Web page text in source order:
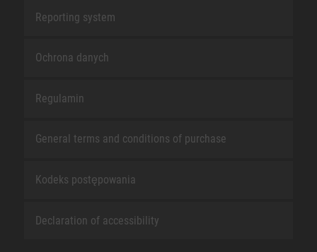
Reporting system
Ochrona danych
Regulamin
General terms and conditions of purchase
Kodeks postępowania
Declaration of accessibility